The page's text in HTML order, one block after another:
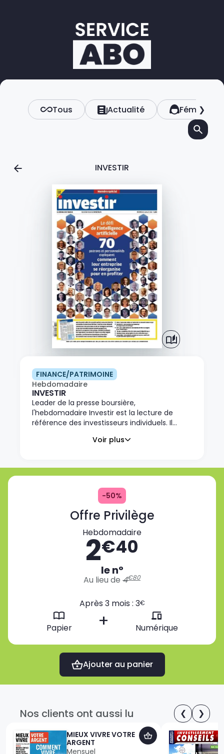
Tous Actualité Féminin
❯
INVESTIR
FINANCE/PATRIMOINE
Hebdomadaire
INVESTIR
Leader de la presse boursière,
l'hebdomadaire Investir est la lecture de
référence des investisseurs individuels. Il
décision réussie. Investir complète son
Voir plus
-50%
Offre Privilège
Hebdomadaire
2€40
le n°
Au lieu de 4€80
Après 3 mois : 3€
Papier + Numérique
Ajouter au panier
Nos clients ont aussi lu ❮ ❯
MIEUX VIVRE VOTRE
ARGENT
Mensuel